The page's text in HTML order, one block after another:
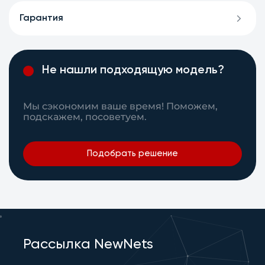
Гарантия
Не нашли подходящую модель?
Мы сэкономим ваше время! Поможем,
подскажем, посоветуем.
Подобрать решение
Рассылка NewNets